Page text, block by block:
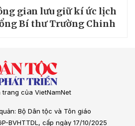
gian lưu giữ kí ức lịch
Bí thư Trường Chinh
trang của VietNamNet
Bộ Dân tộc và Tôn giáo
BVHTTDL, cấp ngày 17/10/2025